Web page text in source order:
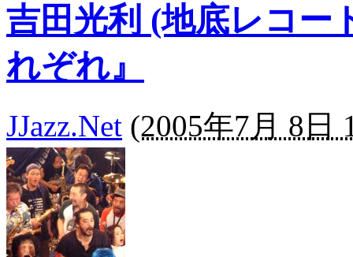
吉田光利 (地底レコー
れぞれ』
JJazz.Net (2005年7月 8日